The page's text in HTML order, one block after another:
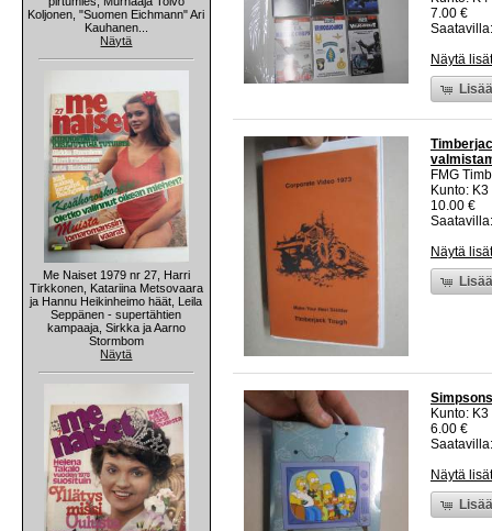
Koljonen, "Suomen Eichmann" Ari
Kauhanen...
Näytä
Me Naiset 1979 nr 27, Harri
Tirkkonen, Katariina Metsovaara
ja Hannu Heikinheimo häät, Leila
Seppänen - supertähtien
kampaaja, Sirkka ja Aarno
Stormbom
Näytä
7.00 €
Näytä
FMG
Kunto:
10.00 €
Näytä
Kunto:
6.00 €
Näytä